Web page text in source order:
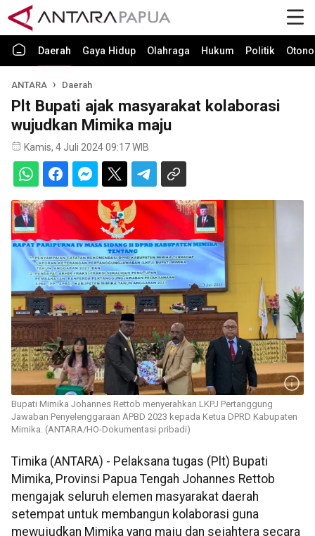
Daerah Gaya Hidup Olahraga Hukum Politik
ANTARA Daerah
Plt Bupati ajak masyarakat kolaborasi
wujudkan Mimika maju
Kamis, 4 Juli 2024 09:17 WIB
Bupati Mimika Johannes Rettob menyerahkan LKPJ Pertanggung
Jawaban Penyelenggaraan APBD 2023 kepada Ketua DPRD Kabupaten
Mimika. (ANTARA/HO-Dokumentasi pribadi)
Timika (ANTARA) - Pelaksana tugas (Plt) Bupati
Mimika, Provinsi Papua Tengah Johannes Rettob
mengajak seluruh elemen masyarakat daerah
setempat untuk membangun kolaborasi guna
mewujudkan Mimika yang maju dan sejahtera secara